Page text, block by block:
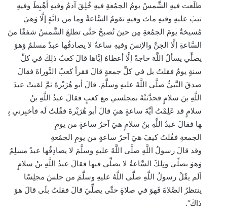
طلَعت فيهِ الشَّمسُ يومُ الجمُعةِ فيهِ خُلِقَ آدمُ وفيهِ أُهْبِطَ وفيهِ
تيبَ عليهِ وفيهِ ماتَ وفيهِ تقومُ السَّاعةُ وما من دابَّةٍ إلَّا وَهيَ
مُسيخةٌ يومَ الجمُعةِ مِن حينَ تُصبحُ حتَّى تطلعَ الشَّمسُ شفقًا منَ
السَّاعةِ إلَّا الجنَّ والإنسَ وفيهِ ساعةٌ لا يصادفُها عبدٌ مسلمٌ وَهوَ
يصلِّي يسألُ اللَّهَ حاجةً إلَّا أعطاهُ إيَّاها قالَ كعبٌ ذلِكَ في كلِّ
سنةٍ يومٌ فقلتُ بل في كلِّ جمعةٍ قالَ فقرأ كعبٌ التَّوراةَ فقالَ
صدقَ النَّبيُّ صلَّى اللَّهُ عليهِ وسلَّمَ. قالَ أبو هُرَيْرةَ ثمَّ لقيتُ عبدَ
اللَّهِ بنَ سلامٍ فحدَّثتُهُ بمجلسي مع كعبٍ فقالَ عبدُ اللَّهِ بنُ
سلامٍ قد عَلِمْتُ أيَّةَ ساعةٍ هيَ قالَ أبو هُرَيْرةَ فقُلتُ لَه فأخبِرني بِ
ها فقالَ عبدُ اللَّهِ بنُ سلامٍ هيَ آخرُ ساعةٍ من يومِ
الجمعةِ فقُلتُ كيفَ هيَ آخرُ ساعةٍ من يومِ الجمُعةِ
وقد قالَ رسولُ اللَّهِ صلَّى اللَّهُ عليهِ وسلَّمَ لا يصادِفُها عبدٌ مسلِمٌ
وَهوَ يصلِّي وتِلكَ السَّاعةُ لا يصلِّي فيها فقالَ عبدُ اللَّهِ بنُ سلامٍ
ألَم يقُلْ رسولُ اللَّهِ صلَّى اللَّهُ عليهِ وسلَّمَ من جلسَ مجلِسًا
ينتظرُ الصَّلاةَ فَهوَ في صلاةٍ حتَّى يصلِّيَ قالَ فقلتُ بلَى قالَ هوَ
ذاكَ“.